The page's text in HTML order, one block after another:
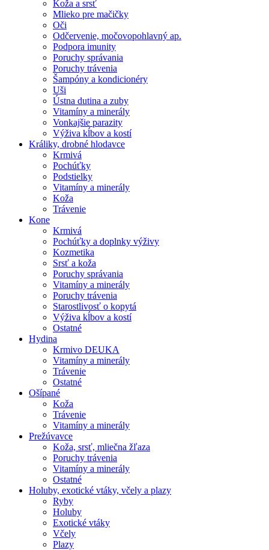
Koža a srsť
Mlieko pre mačičky
Oči
Odčervenie, močovopohlavný ap.
Podpora imunity
Poruchy správania
Poruchy trávenia
Šampóny a kondicionéry
Uši
Ústna dutina a zuby
Vitamíny a minerály
Vonkajšie parazity
Výživa kĺbov a kostí
Králiky, drobné hlodavce
Krmivá
Pochúťky
Podstielky
Vitamíny a minerály
Koža
Trávenie
Kone
Krmivá
Pochúťky a doplnky výživy
Kozmetika
Srsť a koža
Poruchy správania
Vitamíny a minerály
Poruchy trávenia
Starostlivosť o kopytá
Výživa kĺbov a kostí
Ostatné
Hydina
Krmivo DEUKA
Vitamíny a minerály
Trávenie
Ostatné
Ošípané
Koža
Trávenie
Vitamíny a minerály
Prežúvavce
Koža, srsť, mliečna žľaza
Poruchy trávenia
Vitamíny a minerály
Ostatné
Holuby, exotické vtáky, včely a plazy
Ryby
Holuby
Exotické vtáky
Včely
Plazy